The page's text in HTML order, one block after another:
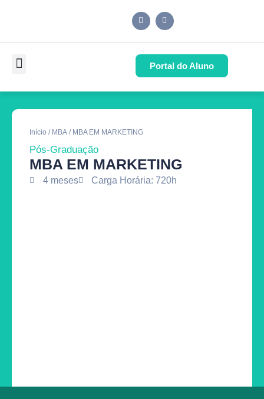
Portal do Aluno
Início / MBA / MBA EM MARKETING
Pós-Graduação
MBA EM MARKETING
4 meses Carga Horária: 720h